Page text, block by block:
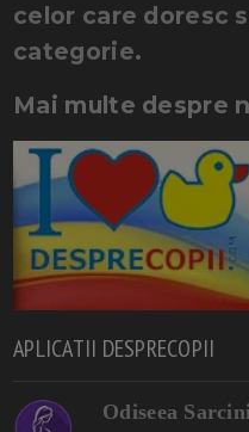
celor care doresc
categorie.
Mai multe despre
APLICATII DESPRECOPII
Odiseea